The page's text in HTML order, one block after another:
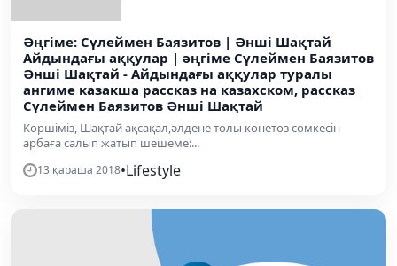
Әңгіме: Сүлеймен Баязитов | Әнші Шақтай
Айдындағы аққулар | әңгіме Сүлеймен Баязитов
Әнші Шақтай - Айдындағы аққулар туралы
ангиме казакша рассказ на казахском, рассказ
Сүлеймен Баязитов Әнші Шақтай
Көршіміз, Шақтай ақсақал,әлдене толы көнетоз сөмкесін
арбаға салып жатып шешеме:...
13 қараша 2018•Lifestyle